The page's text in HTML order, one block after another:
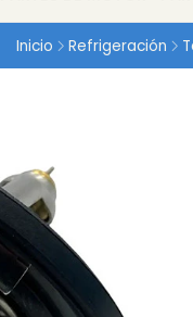
Inicio Refrigeración